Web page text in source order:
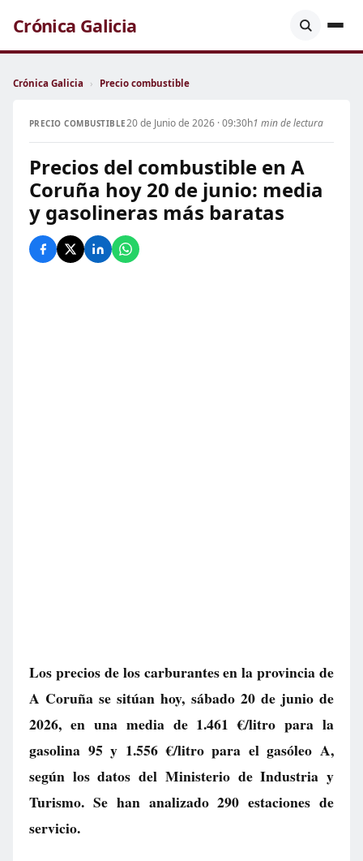
Crónica Galicia
Crónica Galicia › Precio combustible
PRECIO COMBUSTIBLE20 de Junio de 2026 · 09:30h1 min de lectura
Precios del combustible en A
Coruña hoy 20 de junio: media
y gasolineras más baratas
Los precios de los carburantes en la provincia de
A Coruña se sitúan hoy, sábado 20 de junio de
2026, en una media de 1.461 €/litro para la
gasolina 95 y 1.556 €/litropara el gasóleo A,
según los datos del Ministerio de Industria y
Turismo. Se han analizado 290 estaciones de
servicio.